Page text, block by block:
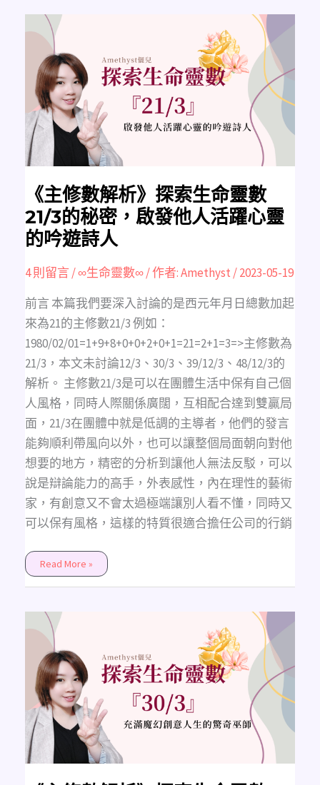
《主修數解析》探索生命靈數
21/3的秘密，啟發他人活躍心靈
的吟遊詩人
4 則留言/∞生命靈數∞/ 作者:Amethyst /2023-05-19
前言 本篇我們要深入討論的是西元年月日總數加起
來為21的主修數21/3 例如：
1980/02/01=1+9+8+0+0+2+0+1=21=2+1=3=>主修數為
21/3，本文未討論12/3、30/3、39/12/3、48/12/3的
解析。 主修數21/3是可以在團體生活中保有自己個
人風格，同時人際關係廣闊，互相配合達到雙贏局
面，21/3在團體中就是低調的主導者，他們的發言
能夠順利帶風向以外，也可以讓整個局面朝向對他
想要的地方，精密的分析到讓他人無法反駁，可以
說是辯論能力的高手，外表感性，內在理性的藝術
家，有創意又不會太過極端讓別人看不懂，同時又
可以保有風格，這樣的特質很適合擔任公司的行銷
《主
數
析》
探
索
生
命
靈
數
21/3
密，
啟
他
人
活
躍
心
靈
的
遊
詩
Read More »
《主
數
析》
探
索
生
命
靈
數
30/3
密，
充